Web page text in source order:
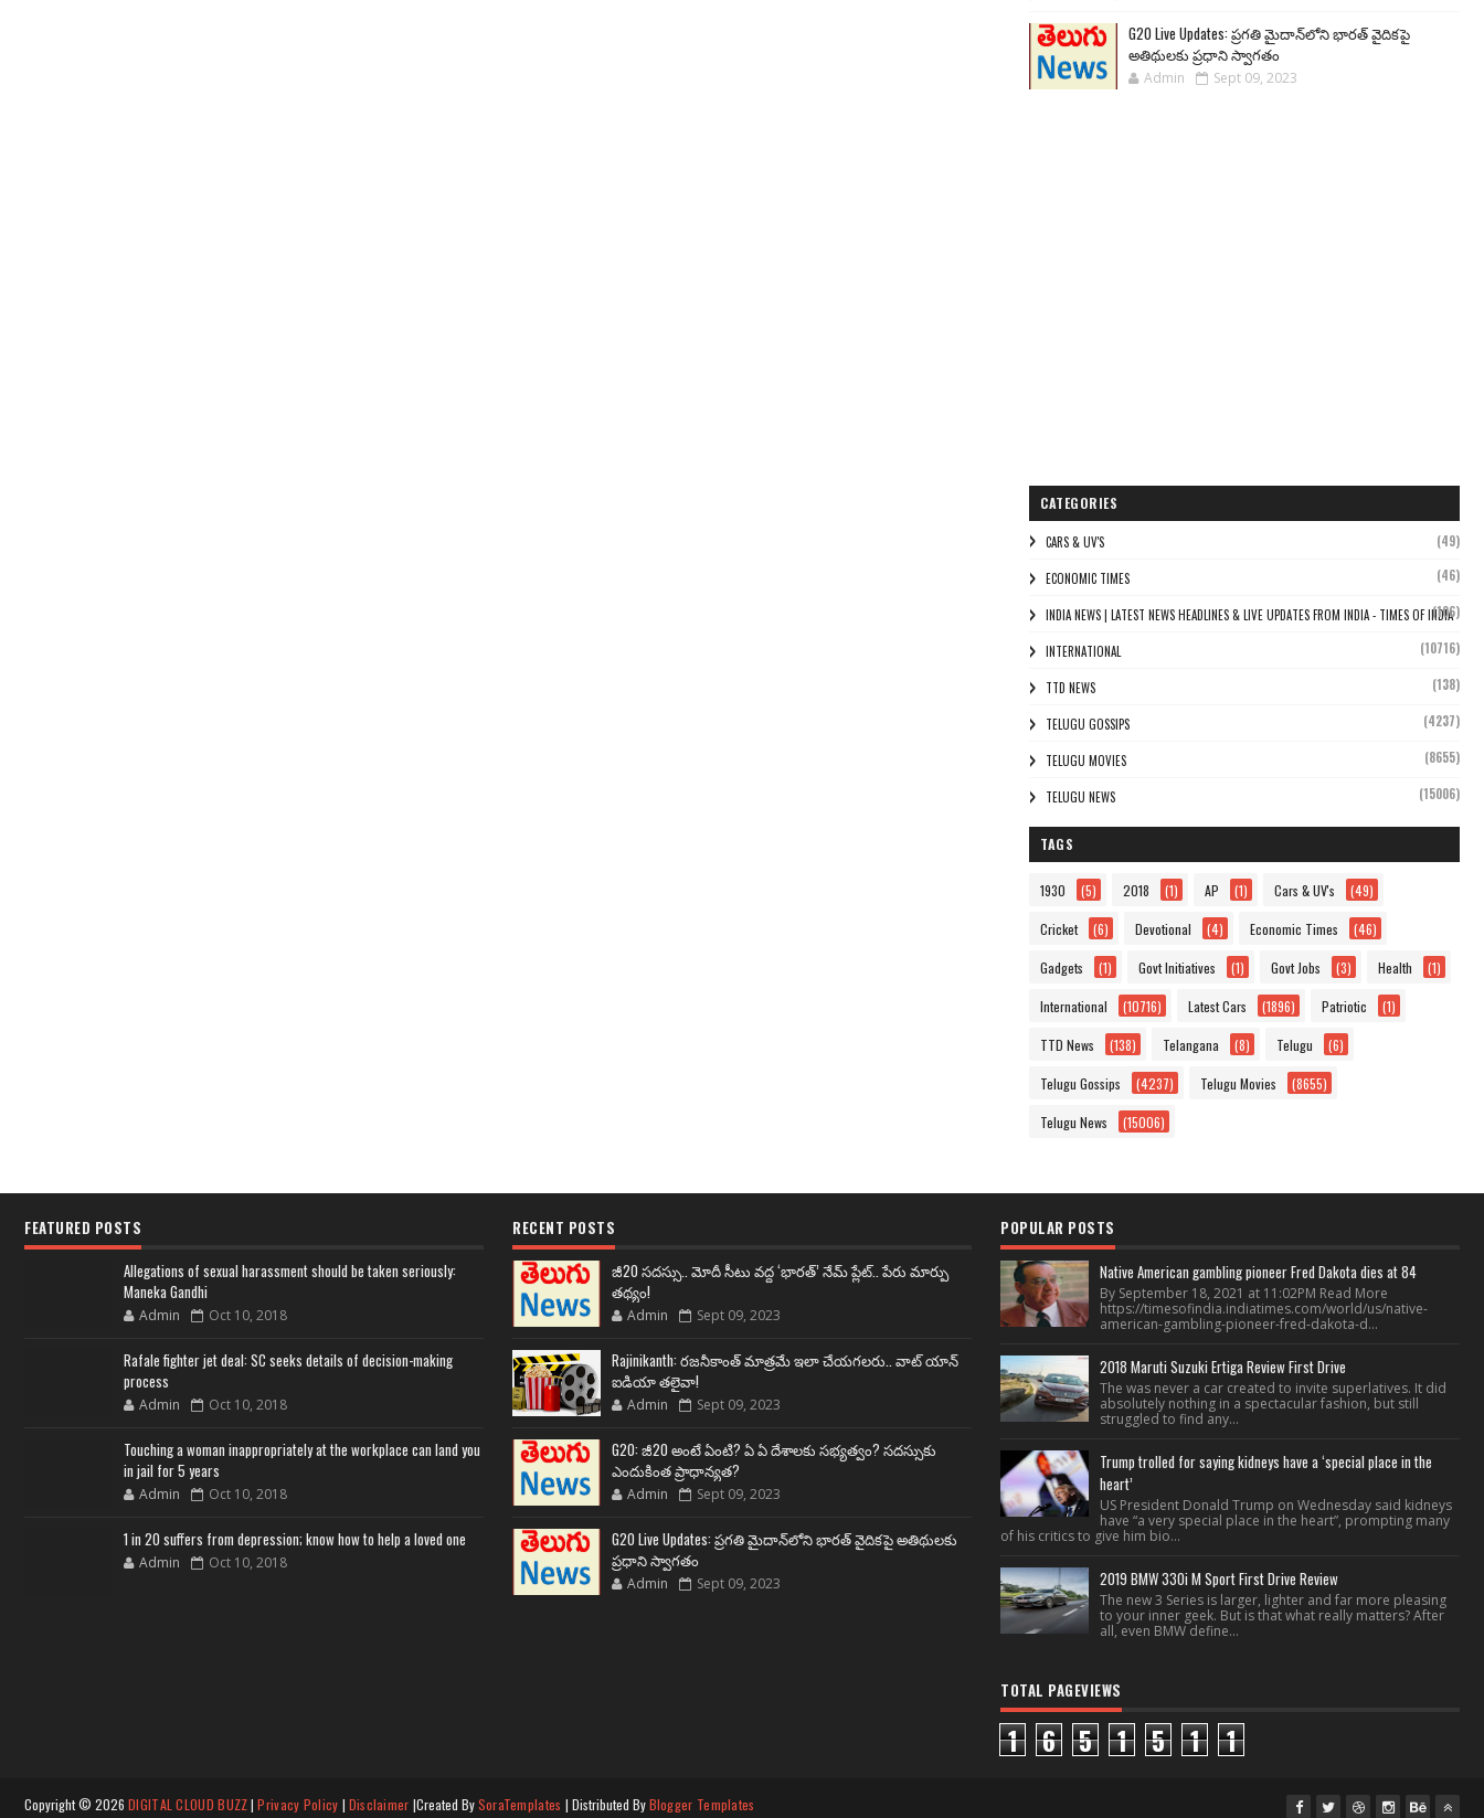
G20 Live Updates: ప్రగతి మైదాన్‌లోని భారత్ వైదికపై
అతిథులకు ప్రధాని స్వాగతం
Admin Sept 09, 2023
CATEGORIES
CARS & UV'S (49)
ECONOMIC TIMES (46)
INDIA NEWS | LATEST NEWS HEADLINES & LIVE UPDATES FROM INDIA - TIMES OF INDIA
(106)
INTERNATIONAL (10716)
TTD NEWS (138)
TELUGU GOSSIPS (4237)
TELUGU MOVIES (8655)
TELUGU NEWS (15006)
TAGS
1930 (5) 2018 (1) AP (1) Cars & UV's (49)
Cricket (6) Devotional (4) Economic Times (46)
Gadgets (1) Govt Initiatives (1) Govt Jobs (3) Health (1)
International (10716) Latest Cars (1896) Patriotic (1)
TTD News (138) Telangana (8) Telugu (6)
Telugu Gossips (4237) Telugu Movies (8655)
Telugu News (15006)
FEATURED POSTS
Allegations of sexual harassment should be taken seriously:
Maneka Gandhi
Admin Oct 10, 2018
Rafale fighter jet deal: SC seeks details of decision-making
process
Admin Oct 10, 2018
Touching a woman inappropriately at the workplace can land you
in jail for 5 years
Admin Oct 10, 2018
1 in 20 suffers from depression; know how to help a loved one
Admin Oct 10, 2018
RECENT POSTS
జీ20 సదస్సు.. మోదీ సీటు వద్ద ‘భారత్’ నేమ్ ప్లేట్‌.. పేరు మార్పు
తథ్యం!
Admin Sept 09, 2023
Rajinikanth: రజనీకాంత్ మాత్రమే ఇలా చేయగలరు.. వాట్ యాన్
ఐడియా తలైవా!
Admin Sept 09, 2023
G20: జీ20 అంటే ఏంటి? ఏ ఏ దేశాలకు సభ్యత్వం? సదస్సుకు
ఎందుకింత ప్రాధాన్యత?
Admin Sept 09, 2023
G20 Live Updates: ప్రగతి మైదాన్‌లోని భారత్ వైదికపై అతిథులకు
ప్రధాని స్వాగతం
Admin Sept 09, 2023
POPULAR POSTS
Native American gambling pioneer Fred Dakota dies at 84
By September 18, 2021 at 11:02PM Read More
https://timesofindia.indiatimes.com/world/us/native-
american-gambling-pioneer-fred-dakota-d...
2018 Maruti Suzuki Ertiga Review First Drive
The was never a car created to invite superlatives. It did
absolutely nothing in a spectacular fashion, but still
struggled to find any...
Trump trolled for saying kidneys have a ‘special place in the
heart’
US President Donald Trump on Wednesday said kidneys
have “a very special place in the heart”, prompting many
of his critics to give him bio...
2019 BMW 330i M Sport First Drive Review
The new 3 Series is larger, lighter and far more pleasing
to your inner geek. But is that what really matters? After
all, even BMW define...
TOTAL PAGEVIEWS
1 6 5 1 5 1 1
Copyright © 2026 DIGITAL CLOUD BUZZ|Privacy Policy | Disclaimer |Created BySoraTemplates | Distributed ByBlogger Templates